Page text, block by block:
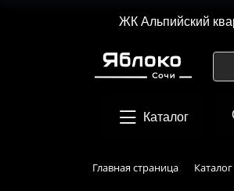
ЖК Альпийский
Каталог
Главная страница Каталог